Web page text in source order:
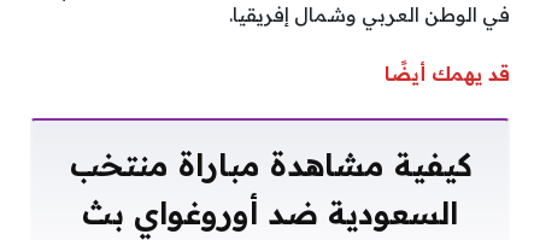
في الوطن العربي وشمال إفريقيا.
قد يهمك أيضًا
كيفية مشاهدة مباراة منتخب
السعودية ضد أوروغواي بث